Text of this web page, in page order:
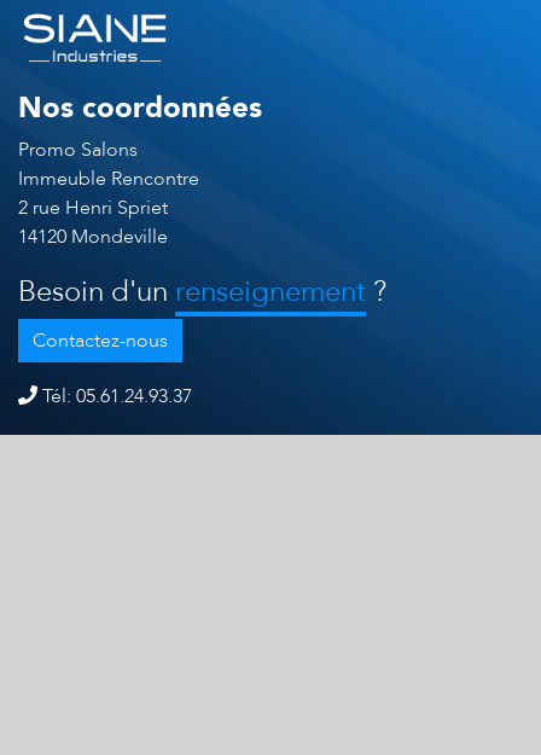
Nos coordonnées
Promo Salons
Immeuble Rencontre
2 rue Henri Spriet
14120 Mondeville
Besoin d'un renseignement ?
Contactez-nous
Tél: 05.61.24.93.37